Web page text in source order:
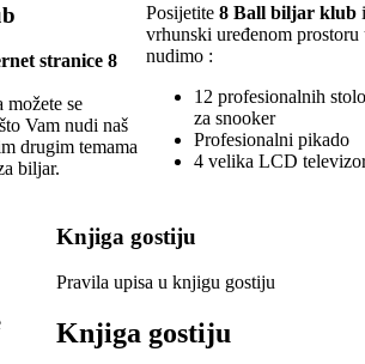
stranice 8
možete se
Vam nudi naš
drugim temama
biljar.
Posijetite 8 Ball biljar klub
vrhunski uređenom
nudimo :
12 profesionalnih
za snooker
Profesionalni pikado
4 velika LCD
Knjiga gostiju
Pravila upisa u knjigu gostiju
Knjiga gostiju